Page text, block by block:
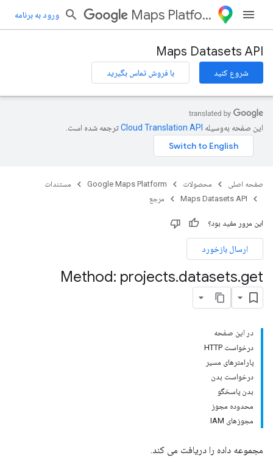
Maps Platform ورود به برنامه
Maps Datasets API
شروع کنید با فروش تماس بگیرید
این صفحه به‌وسیله ترجمه شده است.
صفحه اصلی محصولات Google Maps Platform
مستندات
Maps Datasets API
مرجع
این مرور مفید بود؟
ارسال بازخورد
Method: projects.datasets.get
در این صفحه
درخواست HTTP
پارامترهای مسیر
درخواست بدن
بدن پاسخگو
محدوده مجوز
مجوزهای IAM
مجموعه داده را دریافت می کند.